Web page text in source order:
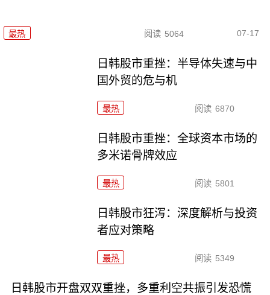
最热 阅读 5064 07-17
日韩股市重挫：半导体失速与中
国外贸的危与机
最热 阅读 6870
日韩股市重挫：全球资本市场的
多米诺骨牌效应
最热 阅读 5801
日韩股市狂泻：深度解析与投资
者应对策略
最热 阅读 5349
日韩股市开盘双双重挫，多重利空共振引发恐慌